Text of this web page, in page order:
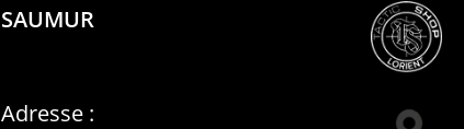
SAUMUR
Adresse :